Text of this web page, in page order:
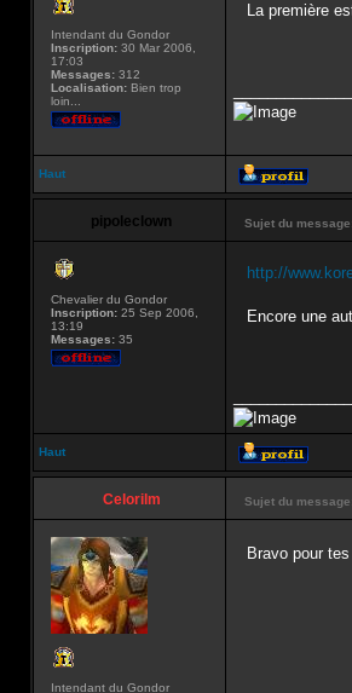
Intendant du Gondor
Inscription: 30 Mar 2006,
17:03
Messages: 312
Localisation: Bien trop
loin...
La première
Haut
pipoleclown Sujet du
Chevalier du Gondor
Inscription: 25 Sep 2006,
13:19
Messages: 35
http://
Encore une
Haut
Celorilm Sujet du message:
Intendant du Gondor
Bravo pour